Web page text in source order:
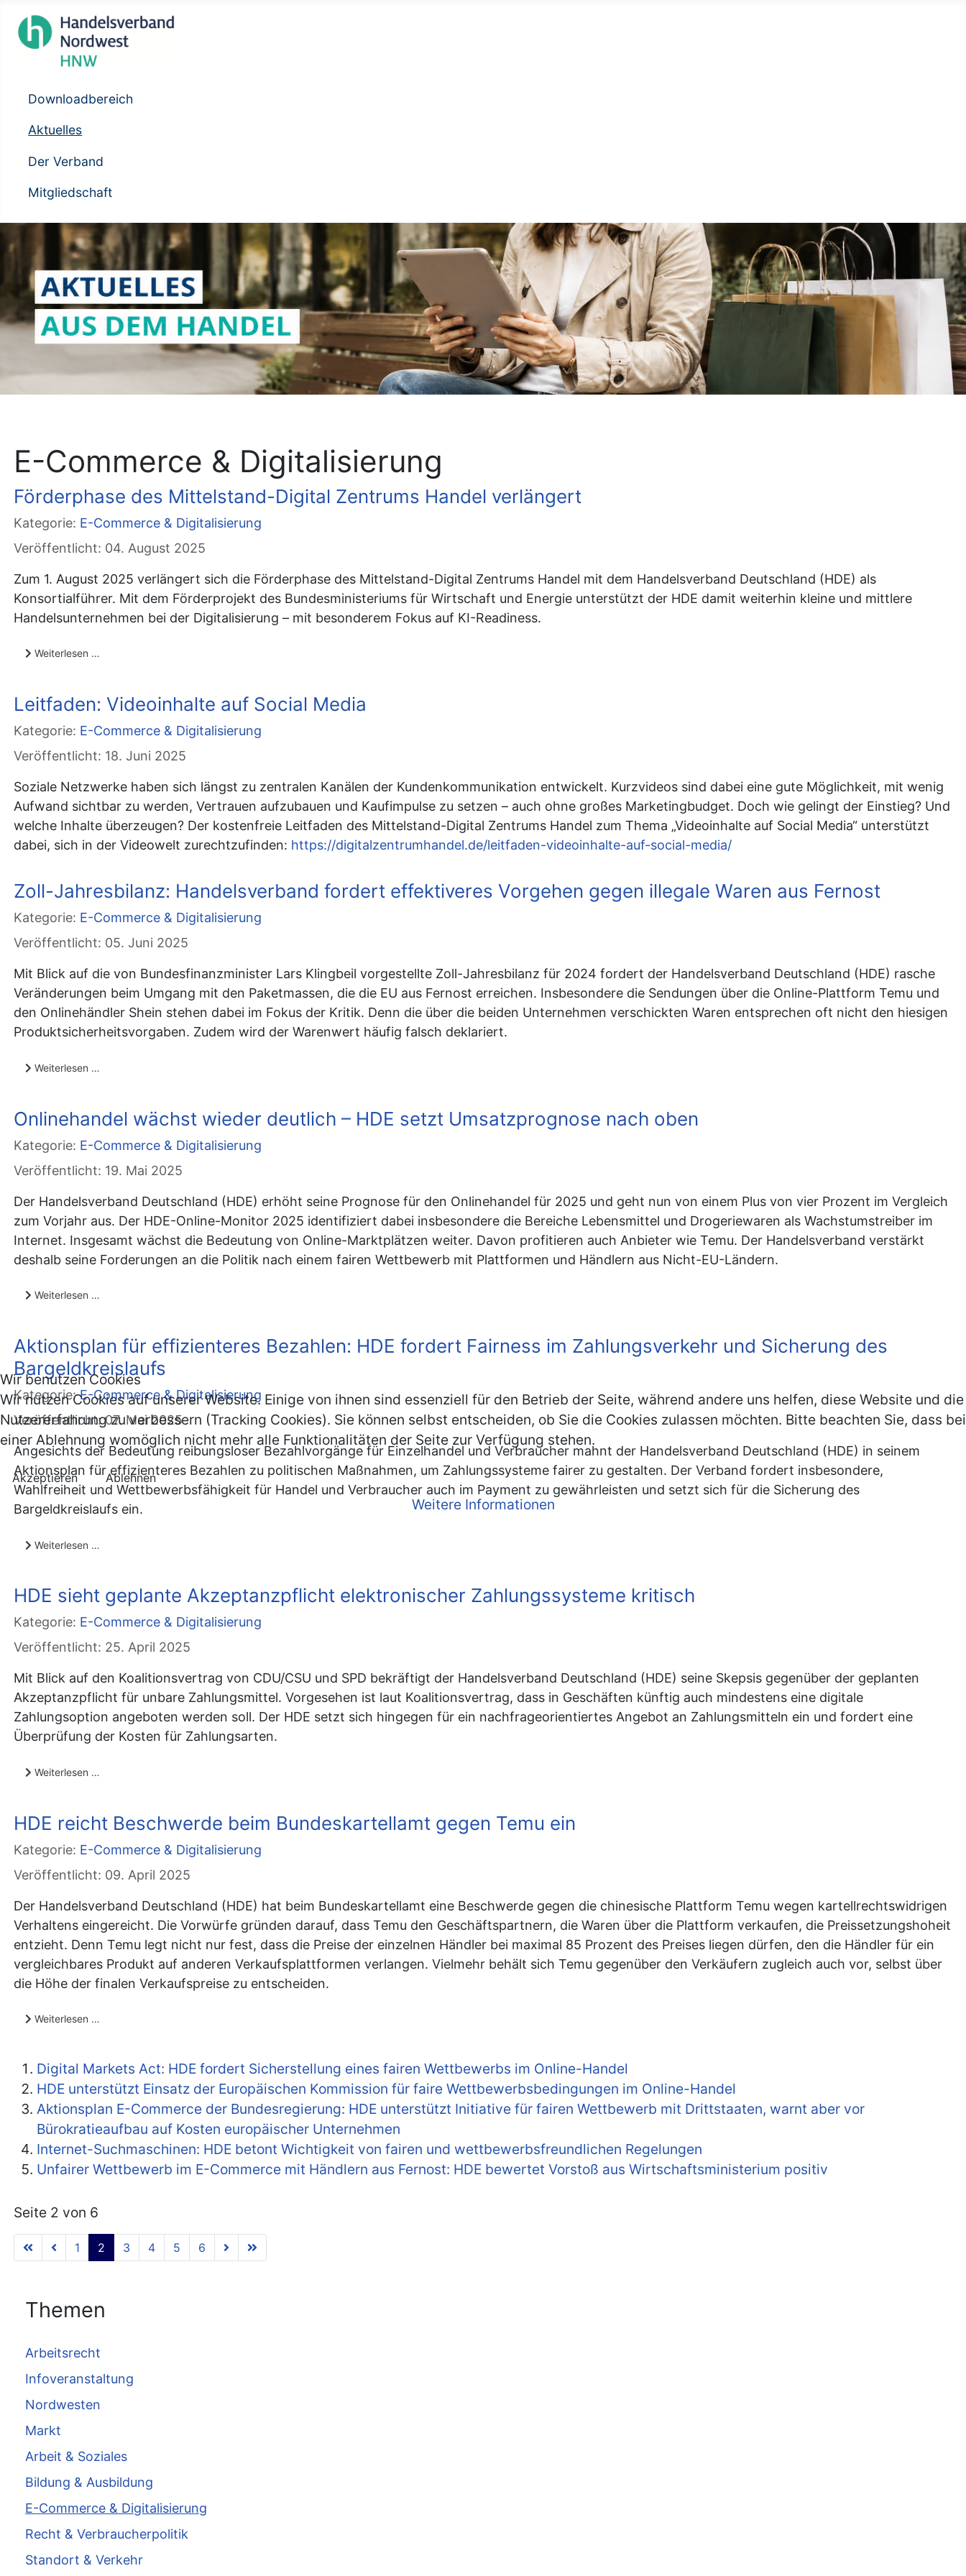
Downloadbereich
Aktuelles
Der Verband
Mitgliedschaft
E-Commerce & Digitalisierung
Förderphase des Mittelstand-Digital Zentrums Handel verlängert
Kategorie: E-Commerce & Digitalisierung
Veröffentlicht: 04. August 2025
Zum 1. August 2025 verlängert sich die Förderphase des Mittelstand-Digital Zentrums Handel mit dem Handelsverband Deutschland (HDE) als
Konsortialführer. Mit dem Förderprojekt des Bundesministeriums für Wirtschaft und Energie unterstützt der HDE damit weiterhin kleine und mittlere
Handelsunternehmen bei der Digitalisierung – mit besonderem Fokus auf KI-Readiness.
Weiterlesen …
Leitfaden: Videoinhalte auf Social Media
Kategorie: E-Commerce & Digitalisierung
Veröffentlicht: 18. Juni 2025
Soziale Netzwerke haben sich längst zu zentralen Kanälen der Kundenkommunikation entwickelt. Kurzvideos sind dabei eine gute Möglichkeit, mit wenig
Aufwand sichtbar zu werden, Vertrauen aufzubauen und Kaufimpulse zu setzen – auch ohne großes Marketingbudget. Doch wie gelingt der Einstieg? Und
welche Inhalte überzeugen? Der kostenfreie Leitfaden des Mittelstand-Digital Zentrums Handel zum Thema „Videoinhalte auf Social Media“ unterstützt
dabei, sich in der Videowelt zurechtzufinden: https://digitalzentrumhandel.de/leitfaden-videoinhalte-auf-social-media/
Zoll-Jahresbilanz: Handelsverband fordert effektiveres Vorgehen gegen illegale Waren aus Fernost
Kategorie: E-Commerce & Digitalisierung
Veröffentlicht: 05. Juni 2025
Mit Blick auf die von Bundesfinanzminister Lars Klingbeil vorgestellte Zoll-Jahresbilanz für 2024 fordert der Handelsverband Deutschland (HDE) rasche
Veränderungen beim Umgang mit den Paketmassen, die die EU aus Fernost erreichen. Insbesondere die Sendungen über die Online-Plattform Temu und
den Onlinehändler Shein stehen dabei im Fokus der Kritik. Denn die über die beiden Unternehmen verschickten Waren entsprechen oft nicht den hiesigen
Produktsicherheitsvorgaben. Zudem wird der Warenwert häufig falsch deklariert.
Weiterlesen …
Onlinehandel wächst wieder deutlich – HDE setzt Umsatzprognose nach oben
Kategorie: E-Commerce & Digitalisierung
Veröffentlicht: 19. Mai 2025
Der Handelsverband Deutschland (HDE) erhöht seine Prognose für den Onlinehandel für 2025 und geht nun von einem Plus von vier Prozent im Vergleich
zum Vorjahr aus. Der HDE-Online-Monitor 2025 identifiziert dabei insbesondere die Bereiche Lebensmittel und Drogeriewaren als Wachstumstreiber im
Internet. Insgesamt wächst die Bedeutung von Online-Marktplätzen weiter. Davon profitieren auch Anbieter wie Temu. Der Handelsverband verstärkt
deshalb seine Forderungen an die Politik nach einem fairen Wettbewerb mit Plattformen und Händlern aus Nicht-EU-Ländern.
Weiterlesen …
Aktionsplan für effizienteres Bezahlen: HDE fordert Fairness im Zahlungsverkehr und Sicherung des
Bargeldkreislaufs
Kategorie:E-Commerce & Digitalisierung
Veröffentlicht: 07. Mai 2025
Angesichts der Bedeutung reibungsloser Bezahlvorgänge für Einzelhandel und Verbraucher mahnt der Handelsverband Deutschland (HDE) in seinem
Aktionsplan für effizienteres Bezahlen zu politischen Maßnahmen, um Zahlungssysteme fairer zu gestalten. Der Verband fordert insbesondere,
Wahlfreiheit und Wettbewerbsfähigkeit für Handel und Verbraucher auch im Payment zu gewährleisten und setzt sich für die Sicherung des
Bargeldkreislaufs ein.
Weiterlesen …
HDE sieht geplante Akzeptanzpflicht elektronischer Zahlungssysteme kritisch
Kategorie: E-Commerce & Digitalisierung
Veröffentlicht: 25. April 2025
Mit Blick auf den Koalitionsvertrag von CDU/CSU und SPD bekräftigt der Handelsverband Deutschland (HDE) seine Skepsis gegenüber der geplanten
Akzeptanzpflicht für unbare Zahlungsmittel. Vorgesehen ist laut Koalitionsvertrag, dass in Geschäften künftig auch mindestens eine digitale
Zahlungsoption angeboten werden soll. Der HDE setzt sich hingegen für ein nachfrageorientiertes Angebot an Zahlungsmitteln ein und fordert eine
Überprüfung der Kosten für Zahlungsarten.
Weiterlesen …
HDE reicht Beschwerde beim Bundeskartellamt gegen Temu ein
Kategorie: E-Commerce & Digitalisierung
Veröffentlicht: 09. April 2025
Der Handelsverband Deutschland (HDE) hat beim Bundeskartellamt eine Beschwerde gegen die chinesische Plattform Temu wegen kartellrechtswidrigen
Verhaltens eingereicht. Die Vorwürfe gründen darauf, dass Temu den Geschäftspartnern, die Waren über die Plattform verkaufen, die Preissetzungshoheit
entzieht. Denn Temu legt nicht nur fest, dass die Preise der einzelnen Händler bei maximal 85 Prozent des Preises liegen dürfen, den die Händler für ein
vergleichbares Produkt auf anderen Verkaufsplattformen verlangen. Vielmehr behält sich Temu gegenüber den Verkäufern zugleich auch vor, selbst über
die Höhe der finalen Verkaufspreise zu entscheiden.
Weiterlesen …
Digital Markets Act: HDE fordert Sicherstellung eines fairen Wettbewerbs im Online-Handel
HDE unterstützt Einsatz der Europäischen Kommission für faire Wettbewerbsbedingungen im Online-Handel
Aktionsplan E-Commerce der Bundesregierung: HDE unterstützt Initiative für fairen Wettbewerb mit Drittstaaten, warnt aber vor
Bürokratieaufbau auf Kosten europäischer Unternehmen
Internet-Suchmaschinen: HDE betont Wichtigkeit von fairen und wettbewerbsfreundlichen Regelungen
Unfairer Wettbewerb im E-Commerce mit Händlern aus Fernost: HDE bewertet Vorstoß aus Wirtschaftsministerium positiv
Seite 2 von 6
1 2 3 4 5 6
Themen
Arbeitsrecht
Infoveranstaltung
Nordwesten
Markt
Arbeit & Soziales
Bildung & Ausbildung
E-Commerce & Digitalisierung
Recht & Verbraucherpolitik
Standort & Verkehr
Wir benutzen Cookies
Wir nutzen Cookies auf unserer Website. Einige von ihnen sind essenziell für den Betrieb der Seite, während andere uns helfen, diese Website und die
Nutzererfahrung zu verbessern (Tracking Cookies). Sie können selbst entscheiden, ob Sie die Cookies zulassen möchten. Bitte beachten Sie, dass bei
einer Ablehnung womöglich nicht mehr alle Funktionalitäten der Seite zur Verfügung stehen.
Akzeptieren Ablehnen
Weitere Informationen